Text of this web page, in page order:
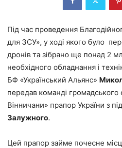
Під час проведення
для ЗСУ», у ході якого було
дронів та зібрано ще понад 2
необхідного обладнання і
БФ «Український Альянс»
передав команді громадського
Вінничани» прапор України з
Залужного.
Цей прапор займе почесне